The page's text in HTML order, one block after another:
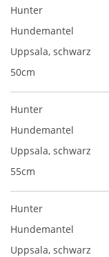
Hunter
Hundemantel
Uppsala, schwarz
50cm
Hunter
Hundemantel
Uppsala, schwarz
55cm
Hunter
Hundemantel
Uppsala, schwarz